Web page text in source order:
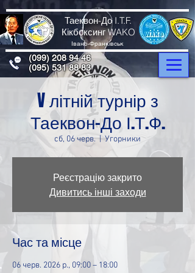
Івано-Франківськ
Таеквон-До I.T.F.
Кікбоксинг WAKO
(099) 208 94 46
(095) 531 88 83
V літній турнір з
Таеквон-До І.Т.Ф.
сб, 06 черв.
  |
Угорники
Реєстрацію закрито
Дивитись інші заходи
Час та місце
06 черв. 2026 р., 09:00 – 18:00